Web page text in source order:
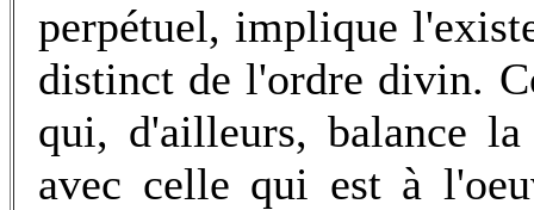
perpétuel, implique
distinct de l'ordre divin.
qui, d'ailleurs, balance
avec celle qui est à